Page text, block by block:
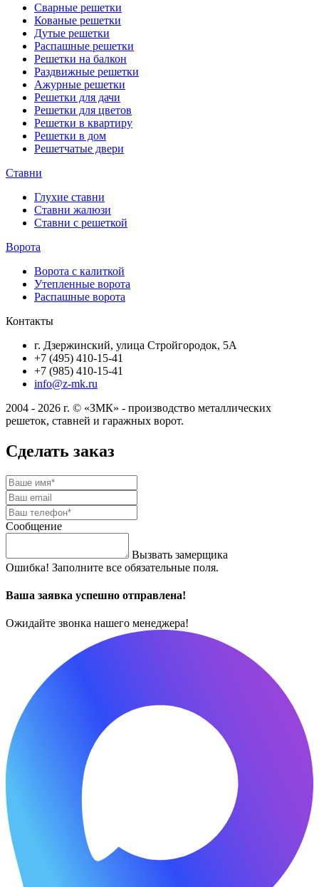
Сварные решетки
Кованые решетки
Дутые решетки
Распашные решетки
Решетки на балкон
Раздвижные решетки
Ажурные решетки
Решетки для дачи
Решетки для цветов
Решетки в квартиру
Решетки в дом
Решетчатые двери
Ставни
Глухие ставни
Ставни жалюзи
Ставни с решеткой
Ворота
Ворота с калиткой
Утепленные ворота
Распашные ворота
Контакты
г. Дзержинский, улица Стройгородок, 5А
+7 (495) 410-15-41
+7 (985) 410-15-41
info@z-mk.ru
2004 - 2026 г. © «ЗМК» - производство металлических
решеток, ставней и гаражных ворот.
Сделать заказ
Сообщение
Вызвать замерщика
Ошибка! Заполните все обязательные поля.
Ваша заявка успешно отправлена!
Ожидайте звонка нашего менеджера!